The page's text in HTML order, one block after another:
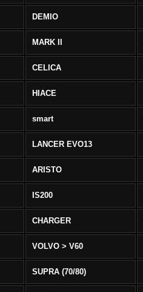
DEMIO
MARK II
CELICA
HIACE
smart
LANCER EVO13
ARISTO
IS200
CHARGER
VOLVO > V60
SUPRA (70/80)